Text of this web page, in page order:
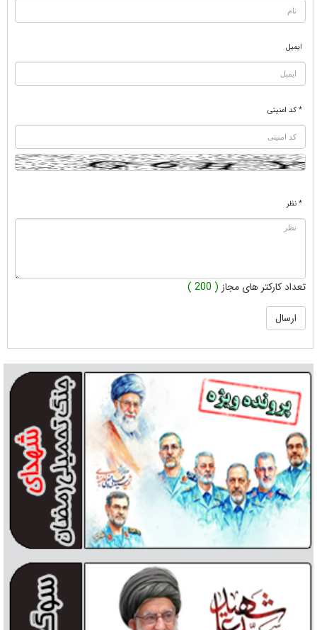
ایمیل
* کد امنیتی
* نظر
تعداد کارکتر های مجاز ( 200 )